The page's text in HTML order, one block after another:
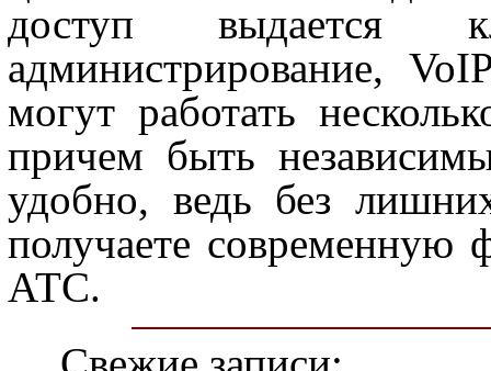
доступ выдается
администрирование,
могут работать
причем быть
удобно, ведь без
получаете современную
АТС.